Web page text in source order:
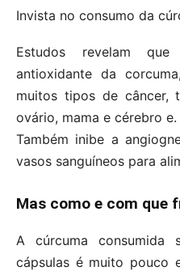
Invista no consumo da
Estudos revelam
antioxidante da
muitos tipos de câncer,
ovário, mama e cérebro e.
Também inibe a
vasos sanguíneos para
Mas como e com que
A cúrcuma
cápsulas é muito pouco